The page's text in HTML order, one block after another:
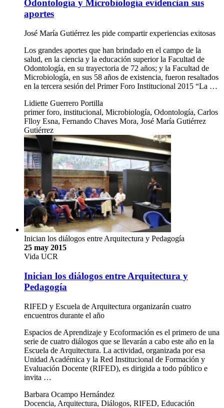
Odontología y Microbiología evidencian sus
aportes
José María Gutiérrez les pide compartir experiencias exitosas
Los grandes aportes que han brindado en el campo de la
salud, en la ciencia y la educación superior la Facultad de
Odontología, en su trayectoria de 72 años; y la Facultad de
Microbiología, en sus 58 años de existencia, fueron resaltados
en la tercera sesión del Primer Foro Institucional 2015 “La …
Lidiette Guerrero Portilla
primer foro, institucional, Microbiología, Odontología, Carlos
Flloy Esna, Fernando Chaves Mora, José María Gutiérrez
Gutiérrez
Inician los diálogos entre Arquitectura y Pedagogía
25 may 2015
Vida UCR
Inician los diálogos entre Arquitectura y
Pedagogía
RIFED y Escuela de Arquitectura organizarán cuatro
encuentros durante el año
Espacios de Aprendizaje y Ecoformación es el primero de una
serie de cuatro diálogos que se llevarán a cabo este año en la
Escuela de Arquitectura. La actividad, organizada por esa
Unidad Académica y la Red Institucional de Formación y
Evaluación Docente (RIFED), es dirigida a todo público e
invita …
Barbara Ocampo Hernández
Docencia, Arquitectura, Diálogos, RIFED, Educación